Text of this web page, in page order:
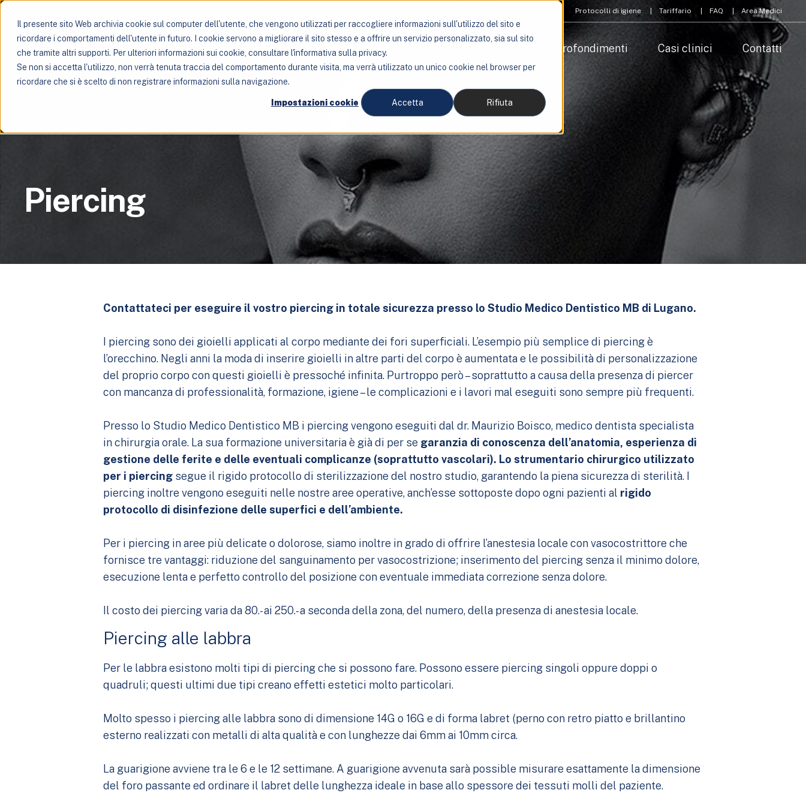
Il presente sito Web archivia cookie sul computer dell'utente, che vengono utilizzati per raccogliere informazioni sull'utilizzo del sito e
ricordare i comportamenti dell'utente in futuro. I cookie servono a migliorare il sito stesso e a offrire un servizio personalizzato, sia sul sito
che tramite altri supporti. Per ulteriori informazioni sui cookie, consultare l'informativa sulla privacy.
Se non si accetta l'utilizzo, non verrà tenuta traccia del comportamento durante visita, ma verrà utilizzato un unico cookie nel browser per
ricordare che si è scelto di non registrare informazioni sulla navigazione.
Impostazioni cookie Accetta Rifiuta
Protocolli di igiene Tariffario FAQ Area Medici
Servizi Approfondimenti Casi clinici Contatti
Piercing
Contattateci per eseguire il vostro piercing in totale sicurezza presso lo Studio Medico Dentistico MB di Lugano.
I piercing sono dei gioielli applicati al corpo mediante dei fori superficiali. L’esempio più semplice di piercing è
l’orecchino. Negli anni la moda di inserire gioielli in altre parti del corpo è aumentata e le possibilità di personalizzazione
del proprio corpo con questi gioielli è pressoché infinita. Purtroppo però – soprattutto a causa della presenza di piercer
con mancanza di professionalità, formazione, igiene – le complicazioni e i lavori mal eseguiti sono sempre più frequenti.
Presso lo Studio Medico Dentistico MB i piercing vengono eseguiti dal dr. Maurizio Boisco, medico dentista specialista
in chirurgia orale. La sua formazione universitaria è già di per se garanzia di conoscenza dell’anatomia, esperienza di
gestione delle ferite e delle eventuali complicanze (soprattutto vascolari). Lo strumentario chirurgico utilizzato
per i piercing segue il rigido protocollo di sterilizzazione del nostro studio, garantendo la piena sicurezza di sterilità. I
piercing inoltre vengono eseguiti nelle nostre aree operative, anch’esse sottoposte dopo ogni pazienti al rigido
protocollo di disinfezione delle superfici e dell’ambiente.
Per i piercing in aree più delicate o dolorose, siamo inoltre in grado di offrire l’anestesia locale con vasocostrittore che
fornisce tre vantaggi: riduzione del sanguinamento per vasocostrizione; inserimento del piercing senza il minimo dolore,
esecuzione lenta e perfetto controllo del posizione con eventuale immediata correzione senza dolore.
Il costo dei piercing varia da 80.- ai 250.- a seconda della zona, del numero, della presenza di anestesia locale.
Piercing alle labbra
Per le labbra esistono molti tipi di piercing che si possono fare. Possono essere piercing singoli oppure doppi o
quadruli; questi ultimi due tipi creano effetti estetici molto particolari.
Molto spesso i piercing alle labbra sono di dimensione 14G o 16G e di forma labret (perno con retro piatto e brillantino
esterno realizzati con metalli di alta qualità e con lunghezze dai 6mm ai 10mm circa.
La guarigione avviene tra le 6 e le 12 settimane. A guarigione avvenuta sarà possible misurare esattamente la dimensione
del foro passante ed ordinare il labret delle lunghezza ideale in base allo spessore dei tessuti molli del paziente.